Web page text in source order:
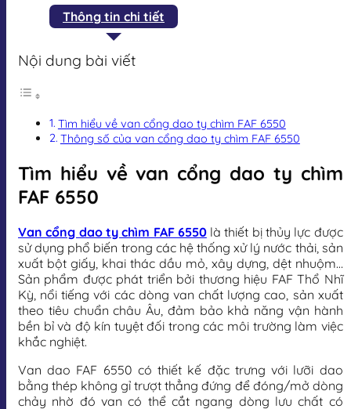
Thông tin chi tiết
Nội dung bài viết
Tìm hiểu về van cổng dao ty chìm FAF 6550
Thông số của van cổng dao ty chìm FAF 6550
Tìm hiểu về van cổng dao ty chìm
FAF 6550
Van cổng dao ty chìm FAF 6550là thiết bị thủy lực được
sử dụng phổ biến trong các hệ thống xử lý nước thải, sản
xuất bột giấy, khai thác dầu mỏ, xây dựng, dệt nhuộm…
Sản phẩm được phát triển bởi thương hiệu FAF Thổ Nhĩ
Kỳ, nổi tiếng với các dòng van chất lượng cao, sản xuất
theo tiêu chuẩn châu Âu, đảm bảo khả năng vận hành
bền bỉ và độ kín tuyệt đối trong các môi trường làm việc
khắc nghiệt.
Van dao FAF 6550 có thiết kế đặc trưng với lưỡi dao
bằng thép không gỉ trượt thẳng đứng để đóng/mở dòng
chảy nhờ đó van có thể cắt ngang dòng lưu chất có